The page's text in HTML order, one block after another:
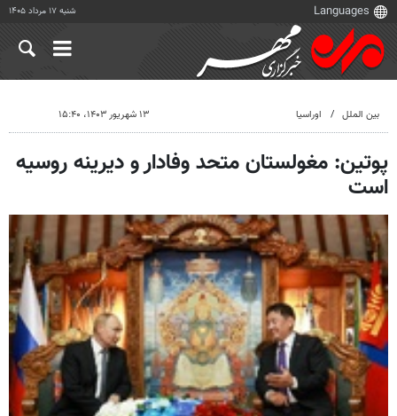
شنبه ۱۷ مرداد ۱۴۰۵
بین الملل اوراسیا ۱۳ شهریور ۱۴۰۳، ۱۵:۴۰
پوتین: مغولستان متحد وفادار و دیرینه روسیه
است